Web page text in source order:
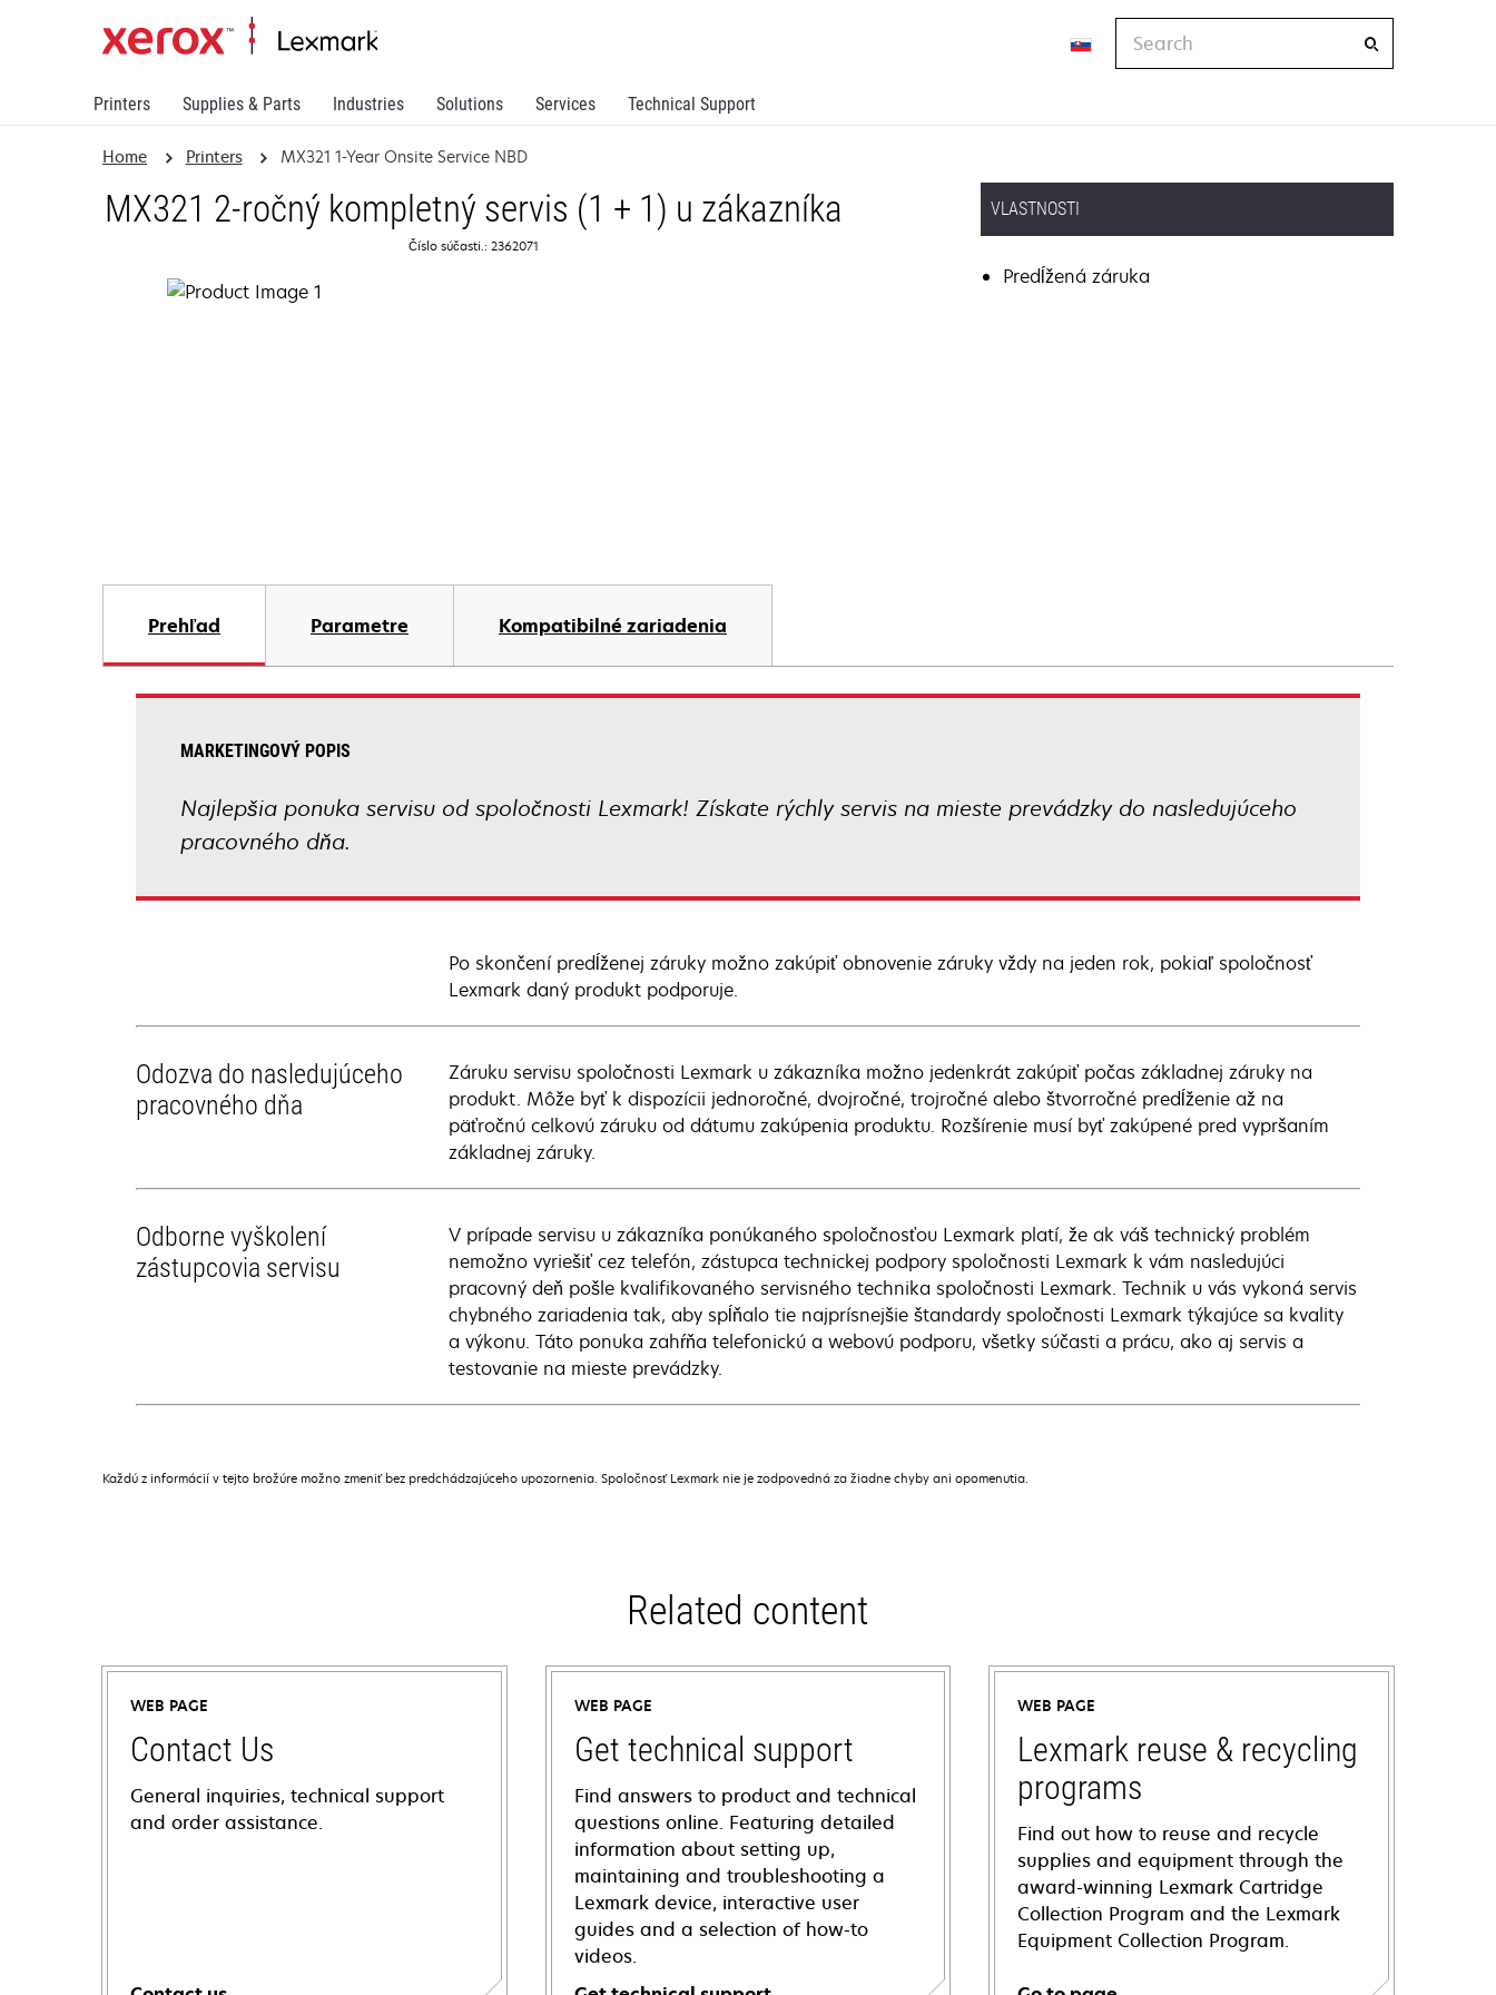
Printers Supplies & Parts Industries Solutions Services Technical Support
Home Printers MX321 1-Year Onsite Service NBD
MX321 2-ročný kompletný servis (1 + 1) u zákazníka
Číslo súčasti.: 2362071
VLASTNOSTI
Predĺžená záruka
Prehľad Parametre Kompatibilné zariadenia
MARKETINGOVÝ POPIS
Najlepšia ponuka servisu od spoločnosti Lexmark! Získate rýchly servis na mieste prevádzky do nasledujúceho
pracovného dňa.
Po skončení predĺženej záruky možno zakúpiť obnovenie záruky vždy na jeden rok, pokiaľ spoločnosť
Lexmark daný produkt podporuje.
Odozva do nasledujúceho
pracovného dňa
Záruku servisu spoločnosti Lexmark u zákazníka možno jedenkrát zakúpiť počas základnej záruky na
produkt. Môže byť k dispozícii jednoročné, dvojročné, trojročné alebo štvorročné predĺženie až na
päťročnú celkovú záruku od dátumu zakúpenia produktu. Rozšírenie musí byť zakúpené pred vypršaním
základnej záruky.
Odborne vyškolení
zástupcovia servisu
V prípade servisu u zákazníka ponúkaného spoločnosťou Lexmark platí, že ak váš technický problém
nemožno vyriešiť cez telefón, zástupca technickej podpory spoločnosti Lexmark k vám nasledujúci
pracovný deň pošle kvalifikovaného servisného technika spoločnosti Lexmark. Technik u vás vykoná servis
chybného zariadenia tak, aby spĺňalo tie najprísnejšie štandardy spoločnosti Lexmark týkajúce sa kvality
a výkonu. Táto ponuka zahŕňa telefonickú a webovú podporu, všetky súčasti a prácu, ako aj servis a
testovanie na mieste prevádzky.
Každú z informácií v tejto brožúre možno zmeniť bez predchádzajúceho upozornenia. Spoločnosť Lexmark nie je zodpovedná za žiadne chyby ani opomenutia.
Related content
WEB PAGE
Contact Us
General inquiries, technical support
and order assistance.
WEB PAGE
Get technical support
Find answers to product and technical
questions online. Featuring detailed
information about setting up,
maintaining and troubleshooting a
Lexmark device, interactive user
guides and a selection of how-to
videos.
WEB PAGE
Lexmark reuse & recycling
programs
Find out how to reuse and recycle
supplies and equipment through the
award-winning Lexmark Cartridge
Collection Program and the Lexmark
Equipment Collection Program.